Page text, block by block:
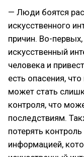
— Люди боятся
искусственного
причин. Во-
искусственный
человека и
есть опасения,
может стать
контроля, что
последствиям.
потерять
информацией,